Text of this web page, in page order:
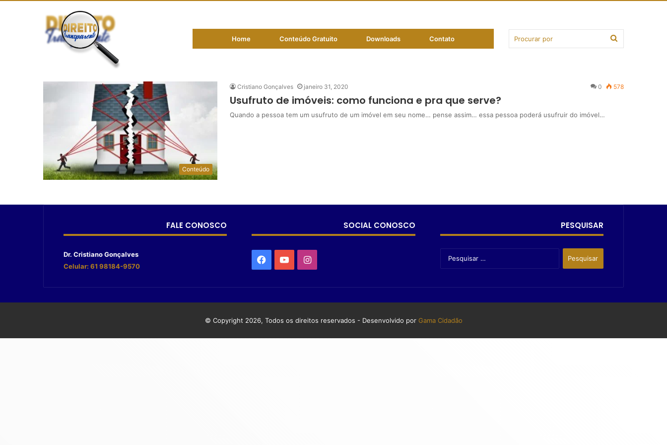
Home Conteúdo Gratuito Downloads Contato
Conteúdo
Cristiano Gonçalves janeiro 31, 2020 0 578
Usufruto de imóveis: como funciona e pra que serve?
Quando a pessoa tem um usufruto de um imóvel em seu nome… pense assim… essa pessoa poderá usufruir do imóvel…
FALE CONOSCO
Dr. Cristiano Gonçalves
Celular: 61 98184-9570
SOCIAL CONOSCO PESQUISAR
© Copyright 2026, Todos os direitos reservados - Desenvolvido por Gama Cidadão